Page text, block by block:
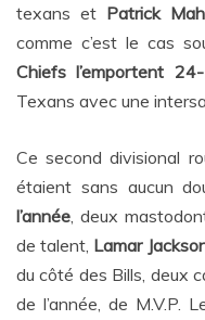
texans et Patrick
comme c’est le cas
Chiefs l’emportent
Texans avec une
Ce second divisional
étaient sans aucun
l’année , deux
de talent, Lamar
du côté des Bills, deux
de l’année, de M.V.P.